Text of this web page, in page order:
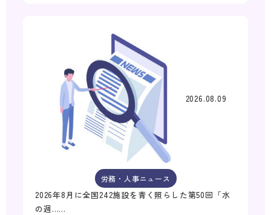
2026.08.09
労務・人事ニュース
2026年8月に全国242施設を青く照らした第50回「水
の週……